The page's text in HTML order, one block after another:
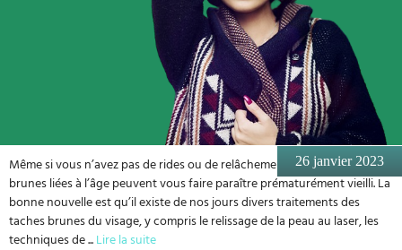
26 janvier 2023
Même si vous n’avez pas de rides ou de relâchement cutané, les taches
brunes liées à l’âge peuvent vous faire paraître prématurément vieilli. La
bonne nouvelle est qu’il existe de nos jours divers traitements des
taches brunes du visage, y compris le relissage de la peau au laser, les
techniques de...Lire la suite